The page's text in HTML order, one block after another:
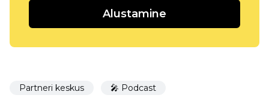
Alustamine
Partneri keskus 🎤 Podcast